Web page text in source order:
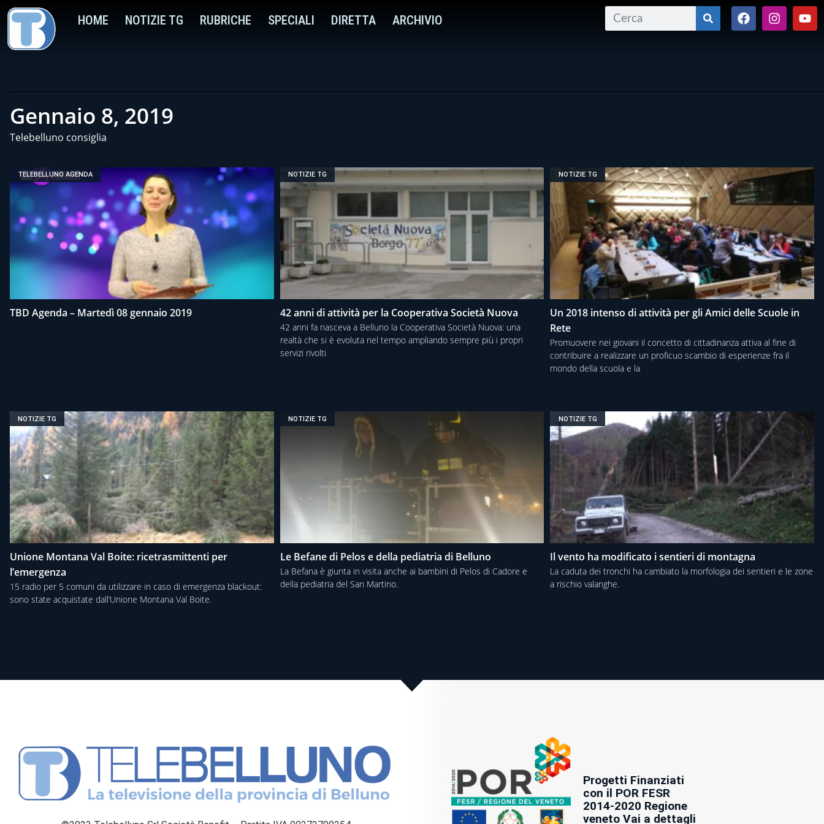
HOME NOTIZIE TG RUBRICHE SPECIALI DIRETTA ARCHIVIO
Gennaio 8, 2019
Telebelluno consiglia
TELEBELLUNO AGENDA
TBD Agenda – Martedì 08 gennaio 2019
NOTIZIE TG
42 anni di attività per la Cooperativa Società Nuova
42 anni fa nasceva a Belluno la Cooperativa Società Nuova: una
realtà che si è evoluta nel tempo ampliando sempre più i propri
servizi rivolti
NOTIZIE TG
Un 2018 intenso di attività per gli Amici delle Scuole in
Rete
Promuovere nei giovani il concetto di cittadinanza attiva al fine di
contribuire a realizzare un proficuo scambio di esperienze fra il
mondo della scuola e la
NOTIZIE TG
Unione Montana Val Boite: ricetrasmittenti per
l’emergenza
15 radio per 5 comuni da utilizzare in caso di emergenza blackout:
sono state acquistate dall’Unione Montana Val Boite.
NOTIZIE TG
Le Befane di Pelos e della pediatria di Belluno
La Befana è giunta in visita anche ai bambini di Pelos di Cadore e
della pediatria del San Martino.
NOTIZIE TG
Il vento ha modificato i sentieri di montagna
La caduta dei tronchi ha cambiato la morfologia dei sentieri e le zone
a rischio valanghe.
Progetti Finanziati
con il POR FESR
2014-2020 Regione
veneto Vai a dettagli